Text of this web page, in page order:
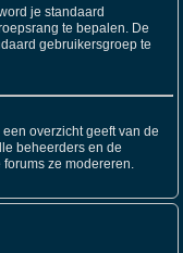
je standaard
te bepalen. De
gebruikersgroep te
overzicht geeft van de
beheerders en de
ze modereren.